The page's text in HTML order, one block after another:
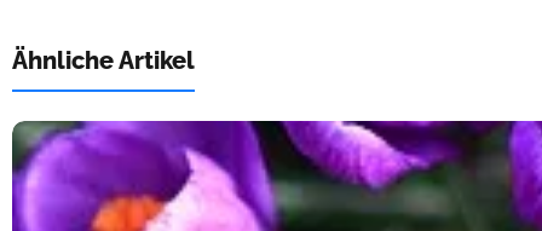
Ähnliche Artikel